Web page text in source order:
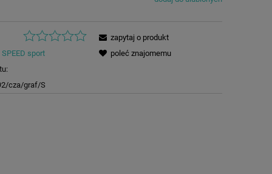
SPEED sport
cza/graf/S
zapytaj o produkt
poleć znajomemu